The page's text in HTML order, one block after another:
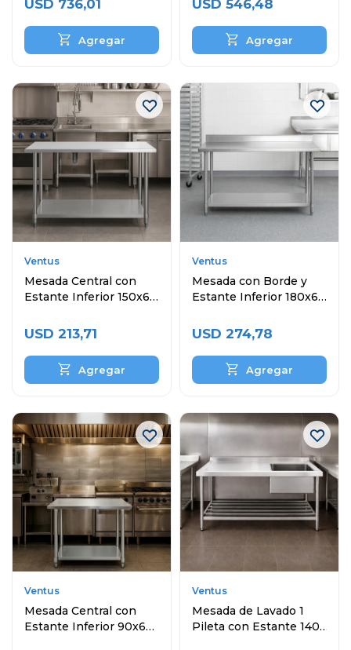
USD 736,01 USD 546,48
Ventus
Mesada Central con
Estante Inferior 150x60
USD 213,71
Ventus
Mesada con Borde y
Estante Inferior 180x60
USD 274,78
Ventus
Mesada Central con
Estante Inferior 90x60
Ventus
Mesada de Lavado 1
Pileta con Estante 140